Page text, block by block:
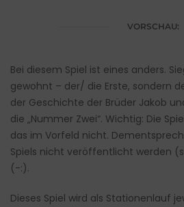
VORSCHAU:
Bei diesem Spiel ist eines anders.
gewohnt – der/ die Erste, sondern
der Geschichte der Brüder Jakob
die „Nummer Zwei“. Wichtig: Die
das im Vorfeld nicht.
Spiels nicht veröffentlicht werden
(-:).
Dieses Spiel wird als Stationenlauf